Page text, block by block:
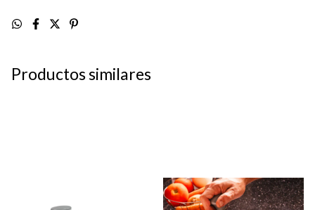
Productos similares